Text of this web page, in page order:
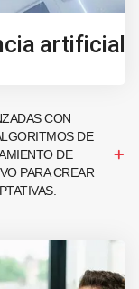
artificial
CON
DE
DE
PARA CREAR